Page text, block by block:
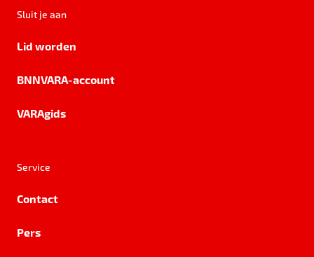
Sluit je aan
Lid worden
BNNVARA-account
VARAgids
Service
Contact
Pers